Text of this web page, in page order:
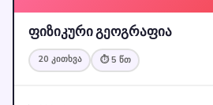
ფიზიკური გეოგრაფია
20 კითხვა ⏱ 5 წთ